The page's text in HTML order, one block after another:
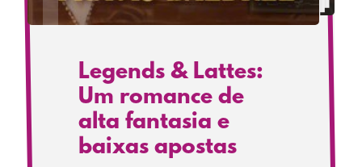
Legends & Lattes:
Um romance de
alta fantasia e
baixas apostas